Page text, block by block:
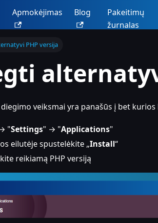
Apmokėjimas Blog
Pakeitimų
žurnalas
PHP versija
veiksmai yra panašūs į bet
"Settings" → "Applications"
eilutėje spustelėkite „Install“
reikiamą PHP versiją